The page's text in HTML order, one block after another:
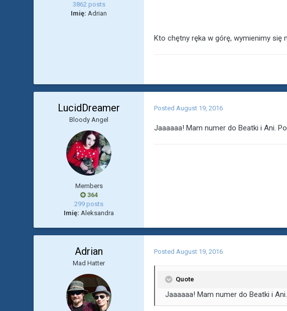
3862 posts
Imię: Adrian
Kto chętny ręka w górę, wymienimy się
LucidDreamer
Bloody Angel
Members
364
299 posts
Imię: Aleksandra
Posted August 19, 2016
Jaaaaaa! Mam numer do Beatki i Ani.
Adrian
Mad Hatter
Posted August 19, 2016
Quote
Jaaaaaa! Mam numer do Beatki i